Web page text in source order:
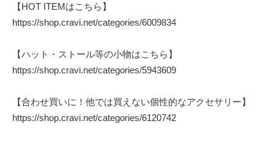
【HOT ITEMはこちら】
https://shop.cravi.net/categories/6009834
【ハット・ストール等の小物はこちら】
https://shop.cravi.net/categories/5943609
【合わせ買いに！他では買えない個性的なアクセサリー】
https://shop.cravi.net/categories/6120742